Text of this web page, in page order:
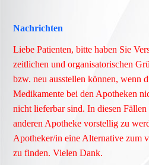
Nachrichten
Liebe Patienten, bitte haben Sie
zeitlichen und organisatorischen
bzw. neu ausstellen können, wenn
Medikamente bei den Apotheken
nicht lieferbar sind. In diesen
anderen Apotheke vorstellig zu
Apotheker/in eine Alternative zum
zu finden. Vielen Dank.